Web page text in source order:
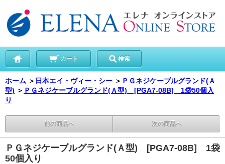
カート 検索
ホーム ＞ 日本エイ・ヴィー・シー ＞ ＰＧネジケーブルグランド(Ａ
型) ＞ ＰＧネジケーブルグランド(Ａ型) [PGA7-08B] 1袋50個入
り
前の商品へ 次の商品へ
ＰＧネジケーブルグランド(Ａ型) [PGA7-08B] 1袋
50個入り